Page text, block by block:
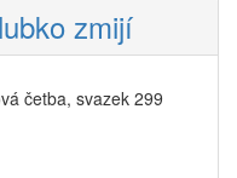
zmijí
četba, svazek 299